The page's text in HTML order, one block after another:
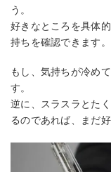
う。
好きなところを具体
持ちを確認できます。
もし、気持ちが冷め
す。
逆に、スラスラとた
るのであれば、まだ